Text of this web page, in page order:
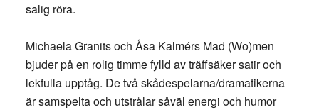
salig röra.
Michaela Granits och Åsa Kalmérs Mad (Wo)men
bjuder på en rolig timme fylld av träffsäker satir och
lekfulla upptåg. De två skådespelarna/dramatikerna
är samspelta och utstrålar såväl energi och humor